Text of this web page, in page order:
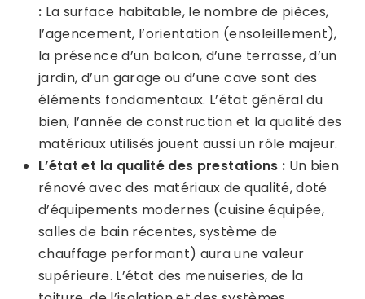
: La surface habitable, le nombre de pièces,
l’agencement, l’orientation (ensoleillement),
la présence d’un balcon, d’une terrasse, d’un
jardin, d’un garage ou d’une cave sont des
éléments fondamentaux. L’état général du
bien, l’année de construction et la qualité des
matériaux utilisés jouent aussi un rôle majeur.
L’état et la qualité des prestations : Un bien
rénové avec des matériaux de qualité, doté
d’équipements modernes (cuisine équipée,
salles de bain récentes, système de
chauffage performant) aura une valeur
supérieure. L’état des menuiseries, de la